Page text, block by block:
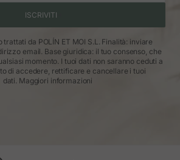
ISCRIVITI
trattati da POLÍN ET MOI S.L. Finalità: inviare
email. Base giuridica: il tuo consenso, che
momento. I tuoi dati non saranno ceduti a
di accedere, rettificare e cancellare i tuoi
dati. Maggiori informazioni